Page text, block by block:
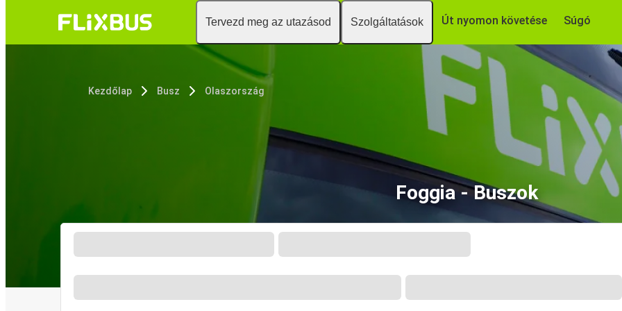
Tervezd meg az utazásod Szolgáltatások Út nyomon követése Súgó
Kezdőlap Busz Olaszország
Foggia - Buszok